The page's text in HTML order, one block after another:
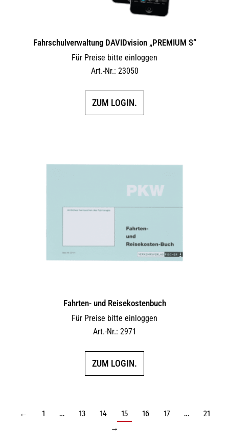
Fahrschulverwaltung DAVIDvision „PREMIUM S“
Für Preise bitte einloggen
Art.-Nr.: 23050
ZUM LOGIN.
Fahrten- und Reisekostenbuch
Für Preise bitte einloggen
Art.-Nr.: 2971
ZUM LOGIN.
← 1 … 13 14 15 16 17 …
21
→